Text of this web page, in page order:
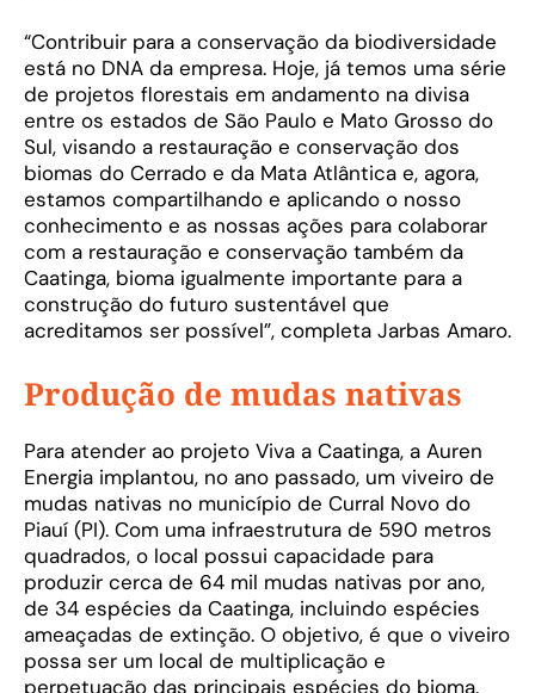
“Contribuir para a conservação da biodiversidade
está no DNA da empresa. Hoje, já temos uma série
de projetos florestais em andamento na divisa
entre os estados de São Paulo e Mato Grosso do
Sul, visando a restauração e conservação dos
biomas do Cerrado e da Mata Atlântica e, agora,
estamos compartilhando e aplicando o nosso
conhecimento e as nossas ações para colaborar
com a restauração e conservação também da
Caatinga, bioma igualmente importante para a
construção do futuro sustentável que
acreditamos ser possível”, completa Jarbas Amaro.
Produção de mudas nativas
Para atender ao projeto Viva a Caatinga, a Auren
Energia implantou, no ano passado, um viveiro de
mudas nativas no município de Curral Novo do
Piauí (PI). Com uma infraestrutura de 590 metros
quadrados, o local possui capacidade para
produzir cerca de 64 mil mudas nativas por ano,
de 34 espécies da Caatinga, incluindo espécies
ameaçadas de extinção. O objetivo, é que o viveiro
possa ser um local de multiplicação e
perpetuação das principais espécies do bioma.